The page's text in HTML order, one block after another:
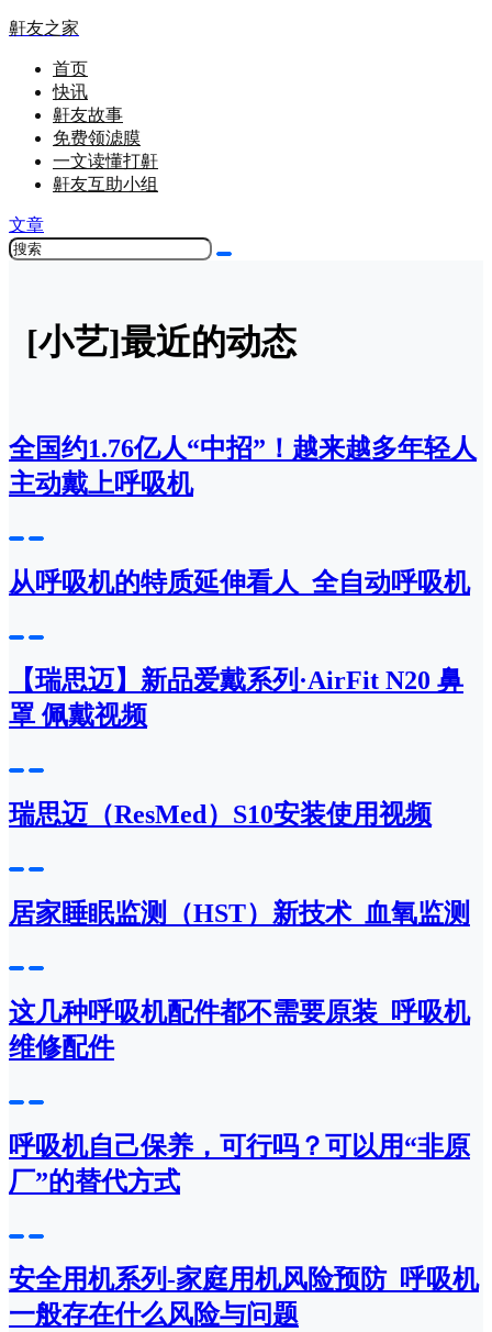
鼾友之家
首页
快讯
鼾友故事
免费领滤膜
一文读懂打鼾
鼾友互助小组
文章
[小艺]最近的动态
全国约1.76亿人“中招”！越来越多年轻人
主动戴上呼吸机
从呼吸机的特质延伸看人_全自动呼吸机
【瑞思迈】新品爱戴系列·AirFit N20 鼻
罩 佩戴视频
瑞思迈（ResMed）S10安装使用视频
居家睡眠监测（HST）新技术_血氧监测
这几种呼吸机配件都不需要原装_呼吸机
维修配件
呼吸机自己保养，可行吗？可以用“非原
厂”的替代方式
安全用机系列-家庭用机风险预防_呼吸机
一般存在什么风险与问题